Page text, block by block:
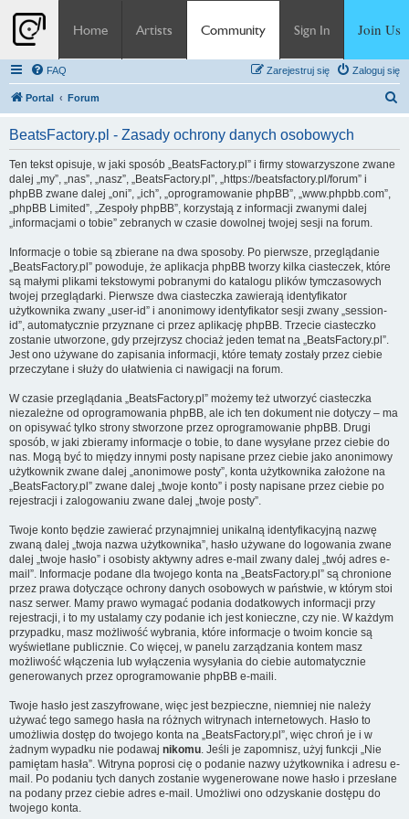
Home Artists Community Sign In Join Us
FAQ Zaloguj się
Zarejestruj się
Portal Forum
BeatsFactory.pl - Zasady ochrony danych osobowych
Ten tekst opisuje, w jaki sposób „BeatsFactory.pl” i firmy stowarzyszone zwane
dalej „my”, „nas”, „nasz”, „BeatsFactory.pl”, „https://beatsfactory.pl/forum” i
phpBB zwane dalej „oni”, „ich”, „oprogramowanie phpBB”, „www.phpbb.com”,
„phpBB Limited”, „Zespoły phpBB”, korzystają z informacji zwanymi dalej
„informacjami o tobie” zebranych w czasie dowolnej twojej sesji na forum.
Informacje o tobie są zbierane na dwa sposoby. Po pierwsze, przeglądanie
„BeatsFactory.pl” powoduje, że aplikacja phpBB tworzy kilka ciasteczek, które
są małymi plikami tekstowymi pobranymi do katalogu plików tymczasowych
twojej przeglądarki. Pierwsze dwa ciasteczka zawierają identyfikator
użytkownika zwany „user-id” i anonimowy identyfikator sesji zwany „session-
id”, automatycznie przyznane ci przez aplikację phpBB. Trzecie ciasteczko
zostanie utworzone, gdy przejrzysz chociaż jeden temat na „BeatsFactory.pl”.
Jest ono używane do zapisania informacji, które tematy zostały przez ciebie
przeczytane i służy do ułatwienia ci nawigacji na forum.
W czasie przeglądania „BeatsFactory.pl” możemy też utworzyć ciasteczka
niezależne od oprogramowania phpBB, ale ich ten dokument nie dotyczy – ma
on opisywać tylko strony stworzone przez oprogramowanie phpBB. Drugi
sposób, w jaki zbieramy informacje o tobie, to dane wysyłane przez ciebie do
nas. Mogą być to między innymi posty napisane przez ciebie jako anonimowy
użytkownik zwane dalej „anonimowe posty”, konta użytkownika założone na
„BeatsFactory.pl” zwane dalej „twoje konto” i posty napisane przez ciebie po
rejestracji i zalogowaniu zwane dalej „twoje posty”.
Twoje konto będzie zawierać przynajmniej unikalną identyfikacyjną nazwę
zwaną dalej „twoja nazwa użytkownika”, hasło używane do logowania zwane
dalej „twoje hasło” i osobisty aktywny adres e-mail zwany dalej „twój adres e-
mail”. Informacje podane dla twojego konta na „BeatsFactory.pl” są chronione
przez prawa dotyczące ochrony danych osobowych w państwie, w którym stoi
nasz serwer. Mamy prawo wymagać podania dodatkowych informacji przy
rejestracji, i to my ustalamy czy podanie ich jest konieczne, czy nie. W każdym
przypadku, masz możliwość wybrania, które informacje o twoim koncie są
wyświetlane publicznie. Co więcej, w panelu zarządzania kontem masz
możliwość włączenia lub wyłączenia wysyłania do ciebie automatycznie
generowanych przez oprogramowanie phpBB e-maili.
Twoje hasło jest zaszyfrowane, więc jest bezpieczne, niemniej nie należy
używać tego samego hasła na różnych witrynach internetowych. Hasło to
umożliwia dostęp do twojego konta na „BeatsFactory.pl”, więc chroń je i w
żadnym wypadku nie podawaj nikomu. Jeśli je zapomnisz, użyj funkcji „Nie
pamiętam hasła”. Witryna poprosi cię o podanie nazwy użytkownika i adresu e-
mail. Po podaniu tych danych zostanie wygenerowane nowe hasło i przesłane
na podany przez ciebie adres e-mail. Umożliwi ono odzyskanie dostępu do
twojego konta.